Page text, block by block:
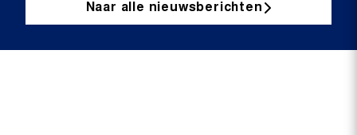
Naar alle nieuwsberichten